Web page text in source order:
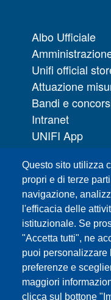
Questo sito utilizza
propri e di terze
navigazione,
l'efficacia delle
istituzionale. Se
"Accetta tutti", ne
puoi personalizzare
preferenze e
maggiori
clicca sul bottone
Albo Ufficiale
Unifi official
Attuazione
Bandi e
Intranet
UNIFI App
URP | Ufficio
Sedi
Mappa del sito
Webmaster e
Elenco dei siti
Accessibilità
Feed RSS